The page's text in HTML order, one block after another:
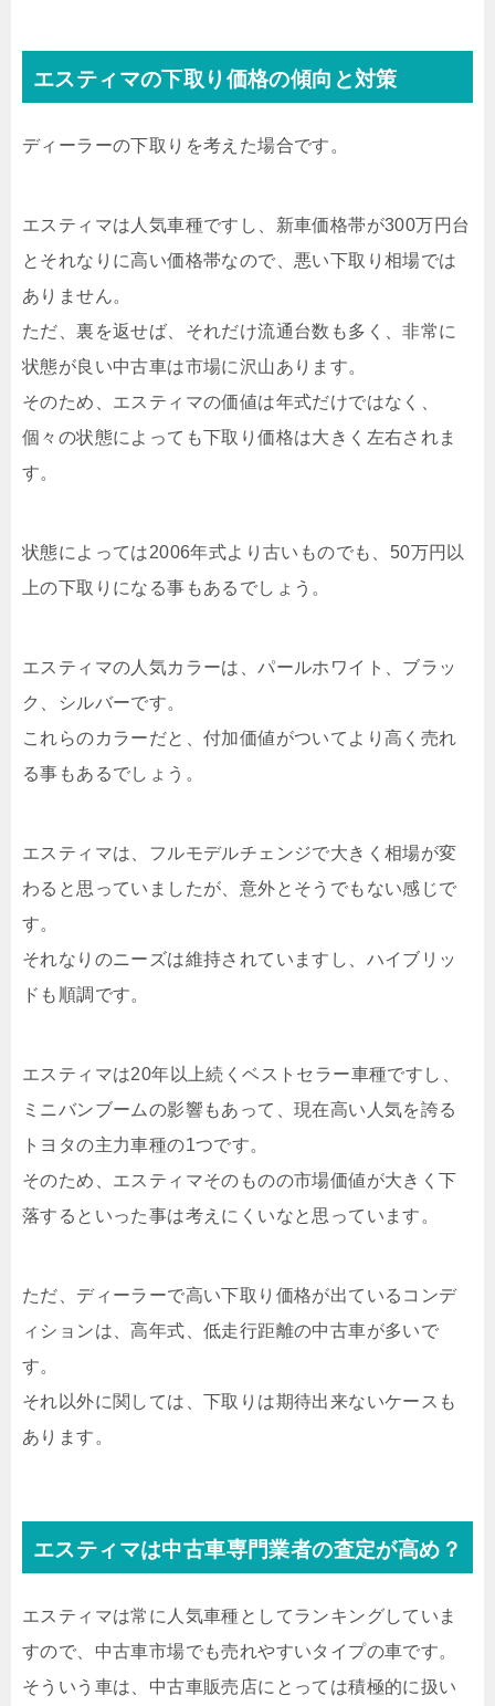
エスティマの下取り価格の傾向と対策
ディーラーの下取りを考えた場合です。
エスティマは人気車種ですし、新車価格帯が300万円台
とそれなりに高い価格帯なので、悪い下取り相場では
ありません。
ただ、裏を返せば、それだけ流通台数も多く、非常に
状態が良い中古車は市場に沢山あります。
そのため、エスティマの価値は年式だけではなく、
個々の状態によっても下取り価格は大きく左右されま
す。
状態によっては2006年式より古いものでも、50万円以
上の下取りになる事もあるでしょう。
エスティマの人気カラーは、パールホワイト、ブラッ
ク、シルバーです。
これらのカラーだと、付加価値がついてより高く売れ
る事もあるでしょう。
エスティマは、フルモデルチェンジで大きく相場が変
わると思っていましたが、意外とそうでもない感じで
す。
それなりのニーズは維持されていますし、ハイブリッ
ドも順調です。
エスティマは20年以上続くベストセラー車種ですし、
ミニバンブームの影響もあって、現在高い人気を誇る
トヨタの主力車種の1つです。
そのため、エスティマそのものの市場価値が大きく下
落するといった事は考えにくいなと思っています。
ただ、ディーラーで高い下取り価格が出ているコンデ
ィションは、高年式、低走行距離の中古車が多いで
す。
それ以外に関しては、下取りは期待出来ないケースも
あります。
エスティマは中古車専門業者の査定が高め？
エスティマは常に人気車種としてランキングしていま
すので、中古車市場でも売れやすいタイプの車です。
そういう車は、中古車販売店にとっては積極的に扱い